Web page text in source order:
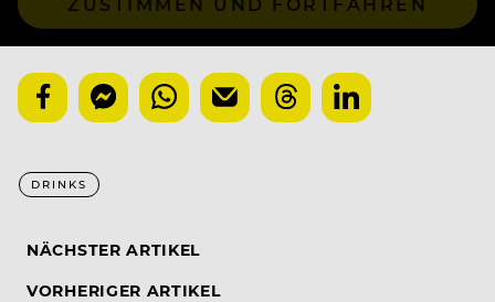
DRINKS
NÄCHSTER ARTIKEL
VORHERIGER ARTIKEL